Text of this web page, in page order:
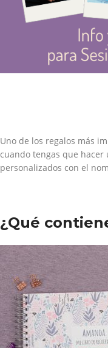
Uno de los regalos más
cuando tengas que
personalizados con el
¿Qué